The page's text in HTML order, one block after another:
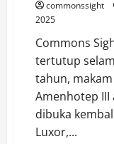
commonssight
2025
Commons
tertutup
tahun,
Amenhotep III
dibuka
Luxor,...